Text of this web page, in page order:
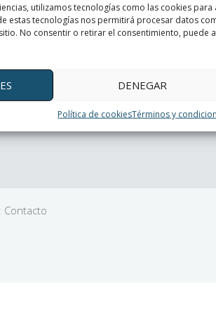
utilizamos tecnologías como las cookies
estas tecnologías nos permitirá procesar datos
No consentir o retirar el consentimiento, puede
DENEGAR
Política de cookiesTérminos y
Manual Gafas
Manual Gafas Reticulares ES
Manual Gafas Reticulares CAT
Contacto